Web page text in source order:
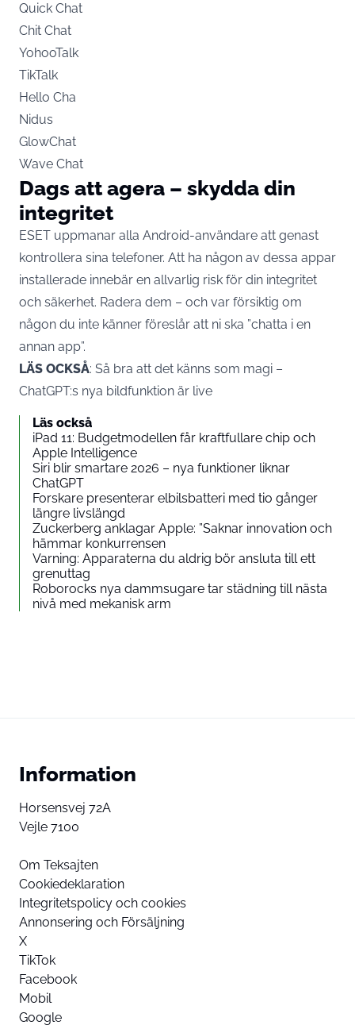
Quick Chat
Chit Chat
YohooTalk
TikTalk
Hello Cha
Nidus
GlowChat
Wave Chat
Dags att agera – skydda din
integritet
ESET uppmanar alla Android-användare att genast
kontrollera sina telefoner. Att ha någon av dessa appar
installerade innebär en allvarlig risk för din integritet
och säkerhet. Radera dem – och var försiktig om
någon du inte känner föreslår att ni ska ”chatta i en
annan app”.
LÄS OCKSÅ: Så bra att det känns som magi –
ChatGPT:s nya bildfunktion är live
Läs också
iPad 11: Budgetmodellen får kraftfullare chip och
Apple Intelligence
Siri blir smartare 2026 – nya funktioner liknar
ChatGPT
Forskare presenterar elbilsbatteri med tio gånger
längre livslängd
Zuckerberg anklagar Apple: ”Saknar innovation och
hämmar konkurrensen
Varning: Apparaterna du aldrig bör ansluta till ett
grenuttag
Roborocks nya dammsugare tar städning till nästa
nivå med mekanisk arm
Information
Horsensvej 72A
Vejle 7100
Om Teksajten
Cookiedeklaration
Integritetspolicy och cookies
Annonsering och Försäljning
X
TikTok
Facebook
Mobil
Google